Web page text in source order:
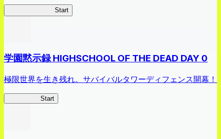
Start
学園黙示録 HIGHSCHOOL OF THE DEAD DAY 0
極限世界を生き残れ。サバイバルタワーディフェンス開幕！
Start